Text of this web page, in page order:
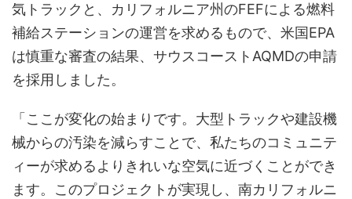
気トラックと、カリフォルニア州のFEFによる燃料
補給ステーションの運営を求めるもので、米国EPA
は慎重な審査の結果、サウスコーストAQMDの申請
を採用しました。
「ここが変化の始まりです。大型トラックや建設機
械からの汚染を減らすことで、私たちのコミュニテ
ィーが求めるよりきれいな空気に近づくことができ
ます。このプロジェクトが実現し、南カリフォルニ